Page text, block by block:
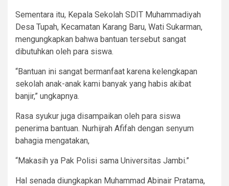
Sementara itu, Kepala Sekolah SDIT Muhammadiyah
Desa Tupah, Kecamatan Karang Baru, Wati Sukarman,
mengungkapkan bahwa bantuan tersebut sangat
dibutuhkan oleh para siswa.
“Bantuan ini sangat bermanfaat karena kelengkapan
sekolah anak-anak kami banyak yang habis akibat
banjir,” ungkapnya.
Rasa syukur juga disampaikan oleh para siswa
penerima bantuan. Nurhijrah Afifah dengan senyum
bahagia mengatakan,
“Makasih ya Pak Polisi sama Universitas Jambi.”
Hal senada diungkapkan Muhammad Abinair Pratama,